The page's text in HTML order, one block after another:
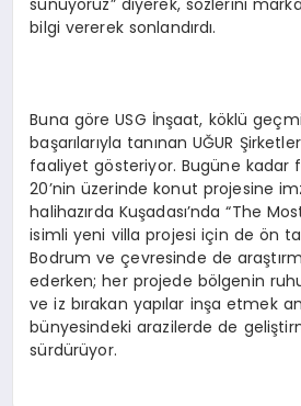
sunuyoruz” diyerek, sözlerini
bilgi vererek sonlandırdı.
Buna göre USG İnşaat, köklü
başarılarıyla tanınan UĞUR
faaliyet gösteriyor. Bugüne kadar
20’nin üzerinde konut projesine
halihazırda Kuşadası’nda “The
isimli yeni villa projesi için de ön
Bodrum ve çevresinde de
ederken; her projede bölgenin
ve iz bırakan yapılar inşa etmek
bünyesindeki arazilerde de
sürdürüyor.